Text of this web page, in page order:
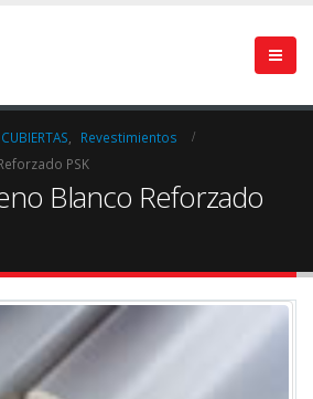
CUBIERTAS
Revestimientos
PSK
Blanco Reforzado